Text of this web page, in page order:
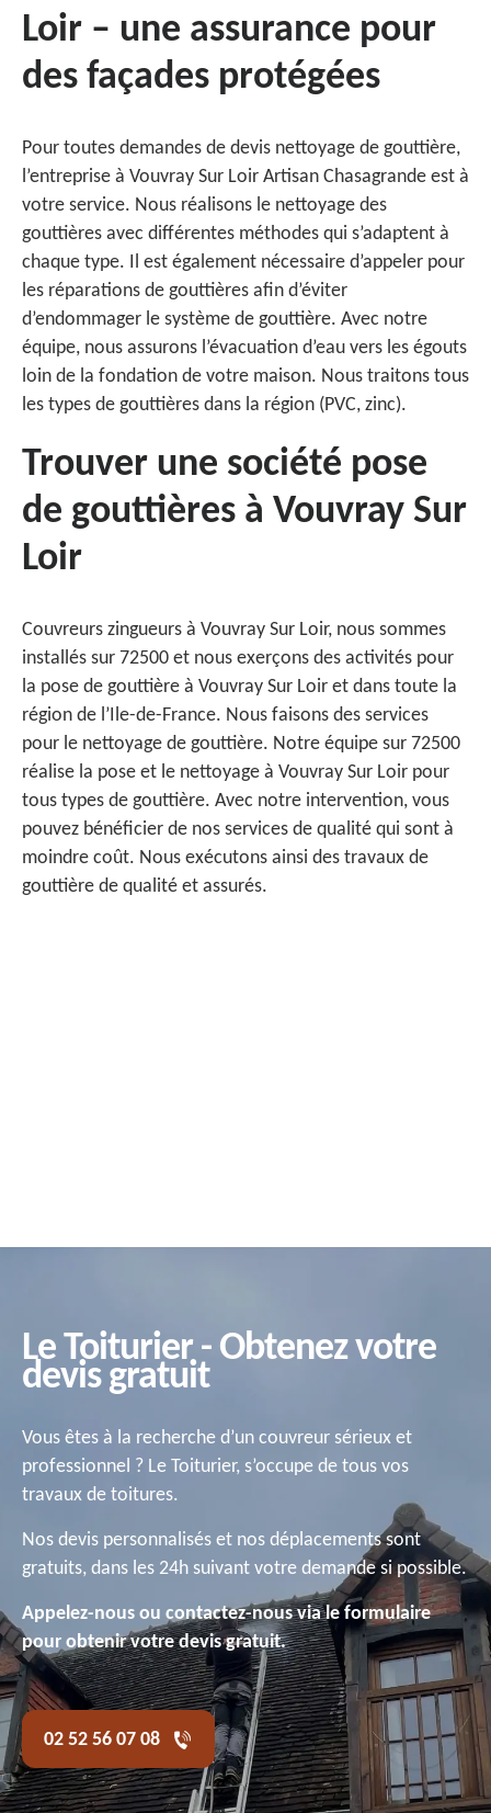
Loir – une assurance pour
des façades protégées
Pour toutes demandes de devis nettoyage de gouttière,
l’entreprise à Vouvray Sur Loir Artisan Chasagrande est à
votre service. Nous réalisons le nettoyage des
gouttières avec différentes méthodes qui s’adaptent à
chaque type. Il est également nécessaire d’appeler pour
les réparations de gouttières afin d’éviter
d’endommager le système de gouttière. Avec notre
équipe, nous assurons l’évacuation d’eau vers les égouts
loin de la fondation de votre maison. Nous traitons tous
les types de gouttières dans la région (PVC, zinc).
Trouver une société pose
de gouttières à Vouvray Sur
Loir
Couvreurs zingueurs à Vouvray Sur Loir, nous sommes
installés sur 72500 et nous exerçons des activités pour
la pose de gouttière à Vouvray Sur Loir et dans toute la
région de l’Ile-de-France. Nous faisons des services
pour le nettoyage de gouttière. Notre équipe sur 72500
réalise la pose et le nettoyage à Vouvray Sur Loir pour
tous types de gouttière. Avec notre intervention, vous
pouvez bénéficier de nos services de qualité qui sont à
moindre coût. Nous exécutons ainsi des travaux de
gouttière de qualité et assurés.
Le Toiturier - Obtenez votre
devis gratuit
Vous êtes à la recherche d’un couvreur sérieux et
professionnel ? Le Toiturier, s’occupe de tous vos
travaux de toitures.
Nos devis personnalisés et nos déplacements sont
gratuits, dans les 24h suivant votre demande si possible.
Appelez-nous ou contactez-nous via le formulaire
pour obtenir votre devis gratuit.
02 52 56 07 08